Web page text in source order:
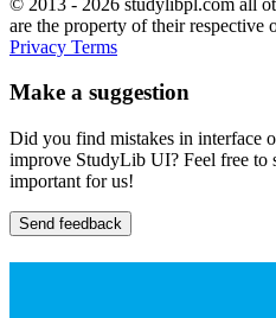
are the property of their respective
Privacy Terms
Make a suggestion
Did you find mistakes in interface
improve StudyLib UI? Feel free to
important for us!
Send feedback